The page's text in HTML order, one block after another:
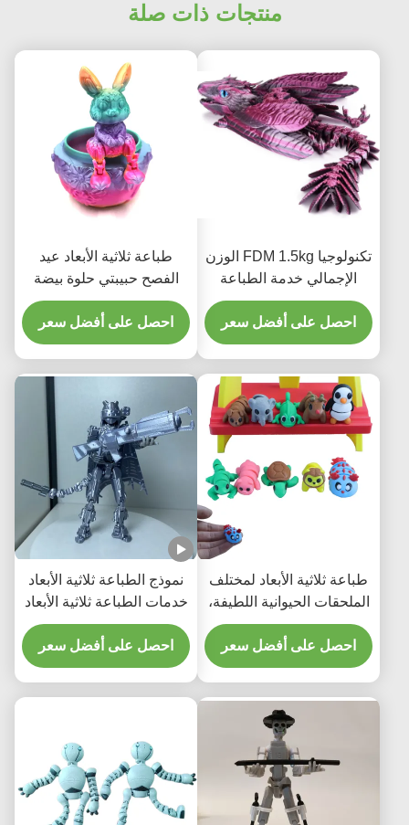
منتجات ذات صلة
تكنولوجيا FDM 1.5kg الوزن
الإجمالي خدمة الطباعة
ثلاثية الأبعاد 1.75mm
احصل على أفضل سعر
طباعة ثلاثية الأبعاد عيد
الفصح حبيبتي حلوة بيضة
صندوق هدية مجموعة
الديكور هدية خدمة الطباعة
ثلاثية الأبعاد
احصل على أفضل سعر
طباعة ثلاثية الأبعاد لمختلف
الملحقات الحيوانية اللطيفة،
وتوفير خدمات الطباعة
المخصصة
احصل على أفضل سعر
نموذج الطباعة ثلاثية الأبعاد
خدمات الطباعة ثلاثية الأبعاد
المخصصة النموذج الأولي
نموذج الطباعة ثلاثية الأبعاد
احصل على أفضل سعر